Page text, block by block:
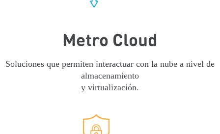
Metro Cloud
Soluciones que permiten interactuar con la nube a nivel de
almacenamiento
y virtualización.